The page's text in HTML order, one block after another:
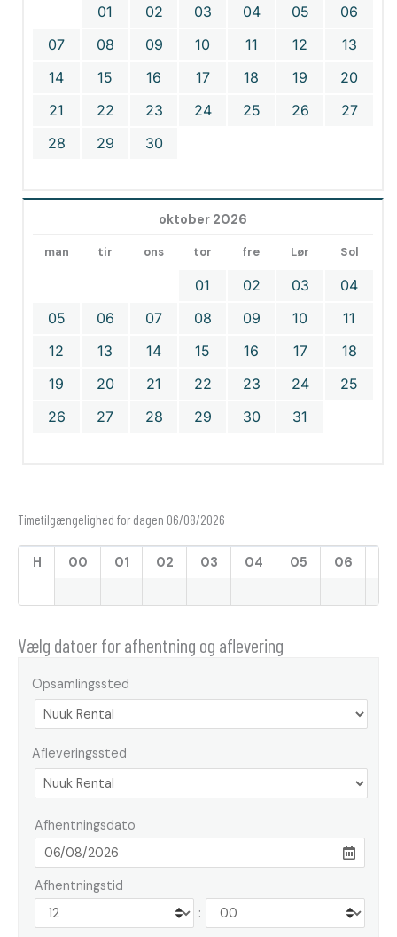
01 02 03 04 05
06
07
08 09 10 11 12
13
14
15 16 17 18 19
20
21
22 23 24 25 26
27
28
29 30
oktober 2026
man tir ons tor fre Lør Sol
01 02 03
04
05
06 07 08 09 10
11
12
13 14 15 16 17
18
19
20 21 22 23 24
25
26
27 28 29 30 31
Timetilgængelighed for dagen 06/08/2026
H 00 01 02 03 04 05 06
Vælg datoer for afhentning og aflevering
Opsamlingssted
Afleveringssted
Afhentningsdato
Afhentningstid
: